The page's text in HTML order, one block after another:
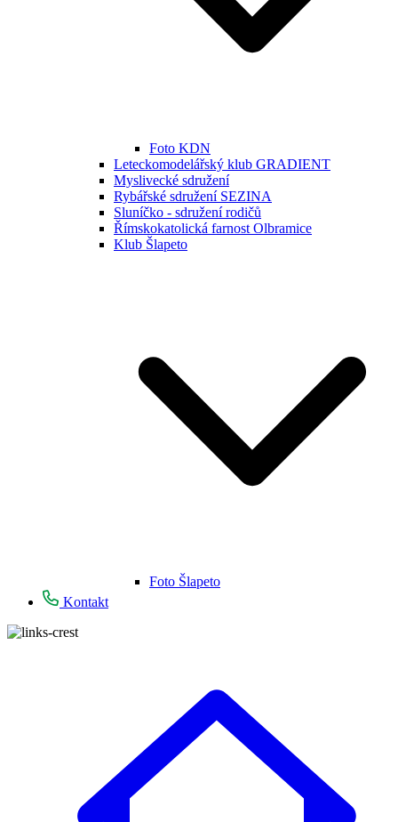
Foto KDN
Leteckomodelářský klub GRADIENT
Myslivecké sdružení
Rybářské sdružení SEZINA
Sluníčko - sdružení rodičů
Římskokatolická farnost Olbramice
Klub Šlapeto
Foto Šlapeto
Kontakt